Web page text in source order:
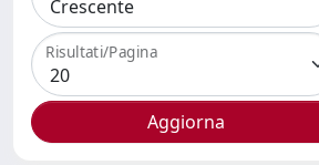
Risultati/Pagina